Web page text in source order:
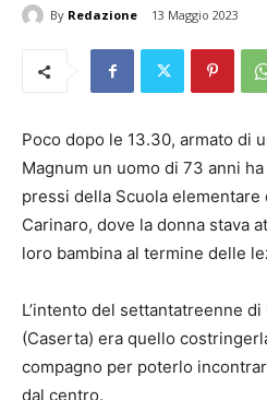
By Redazione 13 Maggio 2023
Poco dopo le 13.30, armato di
Magnum un uomo di 73 anni
pressi della Scuola elementare
Carinaro, dove la donna stava
loro bambina al termine delle
L’intento del settantatreenne
(Caserta) era quello
compagno per poterlo
dal centro.